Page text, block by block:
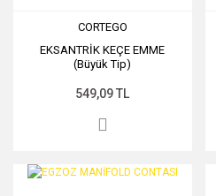
CORTEGO
EKSANTRİK KEÇE EMME
(Büyük Tip)
549,09 TL